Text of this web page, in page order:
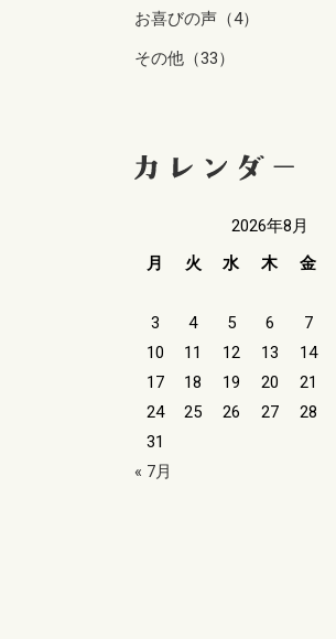
お喜びの声（4）
その他（33）
2026年8月
月
火 水 木 金
3
4 5 6 7
10
11 12 13 14
17
18 19 20 21
24
25 26 27 28
31
« 7月